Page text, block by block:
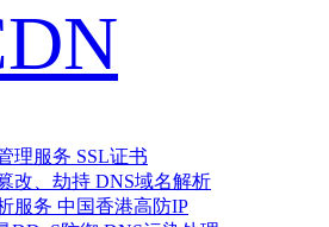
理服务 SSL证书
改、劫持 DNS域名解析
服务 中国香港高防IP